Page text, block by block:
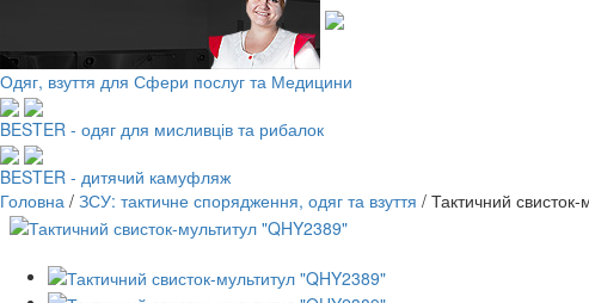
Одяг, взуття для Сфери послуг та Медицини
BESTER - одяг для мисливців та рибалок
BESTER - дитячий камуфляж
Головна / ЗСУ: тактичне спорядження, одяг та взуття / Тактичний